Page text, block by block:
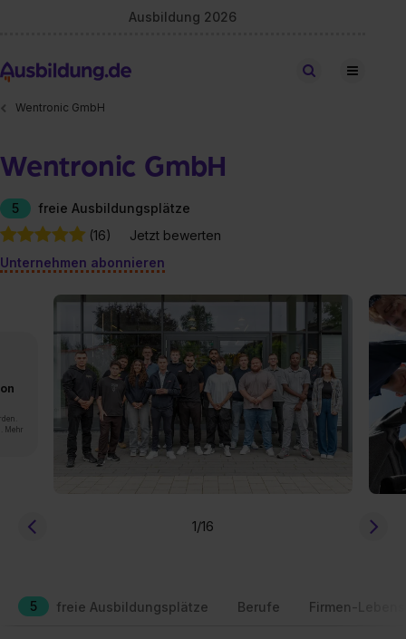
Ausbildung 2026
Stellen finden
Wentronic GmbH
Wentronic GmbH
5
freie Ausbildungsplätze
(16)
Jetzt bewerten
Unternehmen abonnieren
Mehr
1/16
5 freie Ausbildungsplätze Berufe Firmen-